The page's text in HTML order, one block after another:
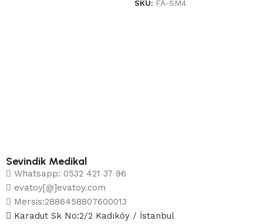
SKU: FA-SM4
Sevindik Medikal
Whatsapp: 0532 421 37 96
evatoy[@]evatoy.com
Mersis:2886458807600013
Karadut Sk No:2/2 Kadıköy / İstanbul